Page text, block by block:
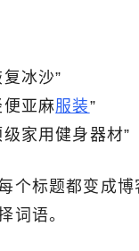
冰沙”
便亚麻服装”
家用健身器材”
个标题都变成
词语。